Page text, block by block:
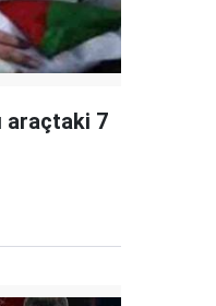
araçtaki 7